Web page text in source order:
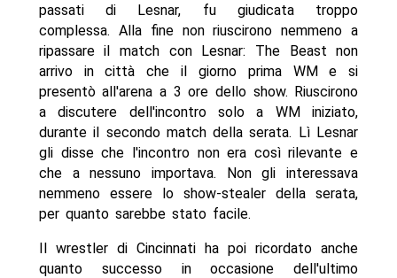
passati di Lesnar, fu giudicata troppo
complessa. Alla fine non riuscirono nemmeno a
ripassare il match con Lesnar: The Beast non
arrivo in città che il giorno prima WM e si
presentò all'arena a 3 ore dello show. Riuscirono
a discutere dell'incontro solo a WM iniziato,
durante il secondo match della serata. Lì Lesnar
gli disse che l'incontro non era così rilevante e
che a nessuno importava. Non gli interessava
nemmeno essere lo show-stealer della serata,
per quanto sarebbe stato facile.
Il wrestler di Cincinnati ha poi ricordato anche
quanto successo in occasione dell'ultimo